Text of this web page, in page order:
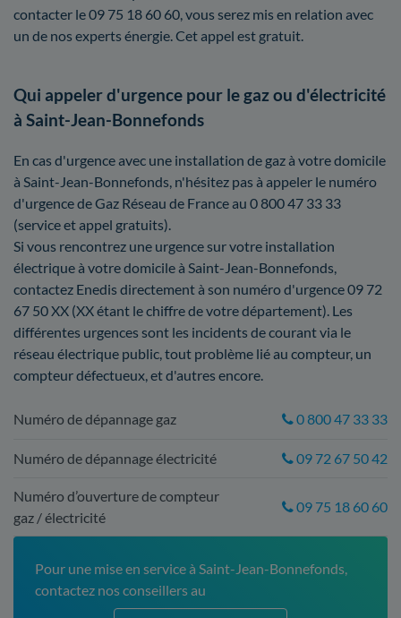
contacter le 09 75 18 60 60, vous serez mis en relation avec
un de nos experts énergie. Cet appel est gratuit.
Qui appeler d'urgence pour le gaz ou d'électricité
à Saint-Jean-Bonnefonds
En cas d'urgence avec une installation de gaz à votre domicile
à Saint-Jean-Bonnefonds, n'hésitez pas à appeler le numéro
d'urgence de Gaz Réseau de France au 0 800 47 33 33
(service et appel gratuits).
Si vous rencontrez une urgence sur votre installation
électrique à votre domicile à Saint-Jean-Bonnefonds,
contactez Enedis directement à son numéro d'urgence 09 72
67 50 XX (XX étant le chiffre de votre département). Les
différentes urgences sont les incidents de courant via le
réseau électrique public, tout problème lié au compteur, un
compteur défectueux, et d'autres encore.
Numéro de dépannage gaz 0 800 47 33 33
Numéro de dépannage électricité 09 72 67 50 42
Numéro d’ouverture de compteur
gaz / électricité
09 75 18 60 60
Pour une mise en service à Saint-Jean-Bonnefonds,
contactez nos conseillers au